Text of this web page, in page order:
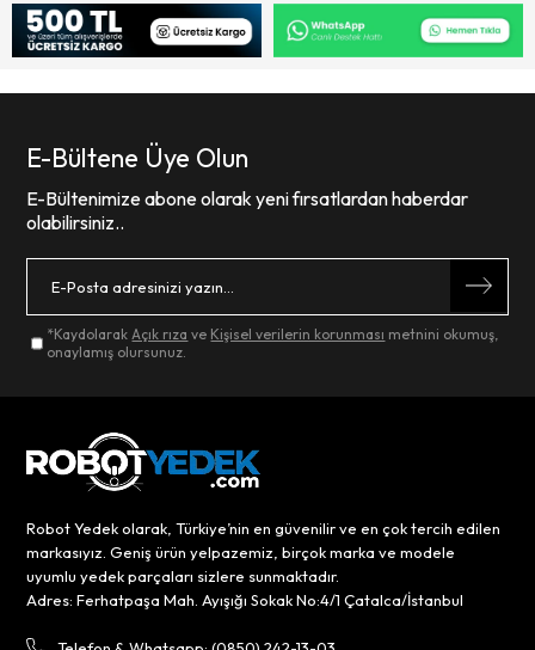
E-Bültene Üye Olun
E-Bültenimize abone olarak yeni fırsatlardan haberdar
olabilirsiniz..
*KaydolarakAçık rıza ve Kişisel verilerin korunması metnini okumuş,
onaylamış olursunuz.
Robot Yedek olarak, Türkiye’nin en güvenilir ve en çok tercih edilen
markasıyız. Geniş ürün yelpazemiz, birçok marka ve modele
uyumlu yedek parçaları sizlere sunmaktadır.
Adres: Ferhatpaşa Mah. Ayışığı Sokak No:4/1 Çatalca/İstanbul